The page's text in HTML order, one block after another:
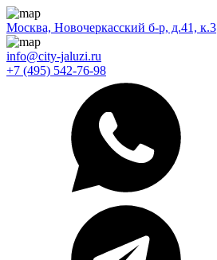
Москва, Новочеркасский б-р, д.41, к.3
info@city-jaluzi.ru
+7 (495) 542-76-98